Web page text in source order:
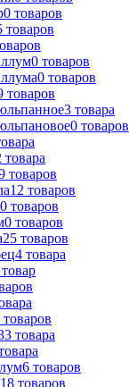
0 товаров
товаров
0 товаров
0 товаров
товаров
3 товара
0 товаров
товара
товаров
12 товаров
0 товаров
0 товаров
25 товаров
4 товара
товар
товаров
товара
6 товаров
18 товаров